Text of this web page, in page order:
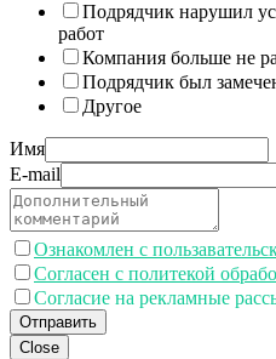
Подрядчик нарушил
работ
Компания больше не
Подрядчик был
Другое
Имя
E-mail
Ознакомлен с
Согласен с политекой
Согласие на рекламные
Отправить
Close